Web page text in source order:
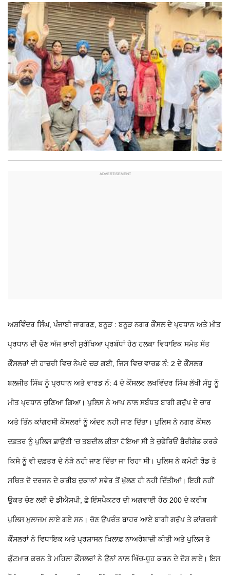
ਅਸ਼ਵਿੰਦਰ ਸਿੰਘ, ਪੰਜਾਬੀ ਜਾਗਰਣ, ਬਨੂੜ : ਬਨੂੜ ਨਗਰ ਕੌਂਸਲ ਦੇ ਪ੍ਰਧਾਨ ਅਤੇ ਮੀਤ
ਪ੍ਰਧਾਨ ਦੀ ਚੋਣ ਅੱਜ ਭਾਰੀ ਸੁਰੱਖਿਆ ਪ੍ਰਬੰਧਾਂ ਹੇਠ ਹਲਕਾ ਵਿਧਾਇਕ ਸਮੇਤ ਸੱਤ
ਕੌਂਸਲਰਾਂ ਦੀ ਹਾਜ਼ਰੀ ਵਿਚ ਨੇਪਰੇ ਚੜ ਗਈ, ਜਿਸ ਵਿਚ ਵਾਰਡ ਨੰ: 2 ਦੇ ਕੌਂਸਲਰ
ਬਲਜੀਤ ਸਿੰਘ ਨੂੰ ਪ੍ਰਧਾਨ ਅਤੇ ਵਾਰਡ ਨੰ: 4 ਦੇ ਕੌਂਸਲਰ ਲਖਵਿੰਦਰ ਸਿੰਘ ਲੱਖੀ ਸੰਧੂ ਨੂੰ
ਮੀਤ ਪ੍ਰਧਾਨ ਚੁਣਿਆ ਗਿਆ। ਪੁਲਿਸ ਨੇ ਆਪ ਨਾਲ ਸਬੰਧਤ ਬਾਗੀ ਗਰੁੱਪ ਦੇ ਚਾਰ
ਅਤੇ ਤਿੰਨ ਕਾਂਗਰਸੀ ਕੌਂਸਲਰਾਂ ਨੂੰ ਅੰਦਰ ਨਹੀ ਜਾਣ ਦਿੱਤਾ। ਪੁਲਿਸ ਨੇ ਨਗਰ ਕੌਂਸਲ
ਦਫ਼ਤਰ ਨੂੰ ਪੁਲਿਸ ਛਾਉਣੀ ’ਚ ਤਬਦੀਲ ਕੀਤਾ ਹੋਇਆ ਸੀ ਤੇ ਚੁਫੇਰਿਓਂ ਬੈਰੀਗੇਡ ਕਰਕੇ
ਕਿਸੇ ਨੂੰ ਵੀ ਦਫ਼ਤਰ ਦੇ ਨੇੜੇ ਨਹੀ ਜਾਣ ਦਿੱਤਾ ਜਾ ਰਿਹਾ ਸੀ। ਪੁਲਿਸ ਨੇ ਕਮੇਟੀ ਰੋਡ ਤੇ
ਸਥਿਤ ਦੋ ਦਰਜਨ ਦੇ ਕਰੀਬ ਦੁਕਾਨਾਂ ਸਵੇਰ ਤੋਂ ਖੁੱਲਣ ਹੀ ਨਹੀ ਦਿੱਤੀਆਂ। ਇਹੀ ਨਹੀਂ
ਉਕਤ ਚੋਣ ਲਈ ਦੋ ਡੀਐਸਪੀ, ਛੇ ਇੰਸਪੈਕਟਰ ਦੀ ਅਗਵਾਈ ਹੇਠ 200 ਦੇ ਕਰੀਬ
ਪੁਲਿਸ ਮੁਲਾਜਮ ਲਾਏ ਗਏ ਸਨ। ਚੋਣ ਉਪਰੰਤ ਬਾਹਰ ਆਏ ਬਾਗੀ ਗਰੁੱਪ ਤੇ ਕਾਂਗਰਸੀ
ਕੌਂਸਲਰਾਂ ਨੇ ਵਿਧਾਇਕ ਅਤੇ ਪ੍ਰਸ਼ਾਸਨ ਖ਼ਿਲਾਫ਼ ਨਾਅਰੇਬਾਜ਼ੀ ਕੀਤੀ ਅਤੇ ਪੁਲਿਸ ਤੇ
ਕੁੱਟਮਾਰ ਕਰਨ ਤੇ ਮਹਿਲਾ ਕੌਂਸਲਰਾਂ ਨੇ ਉਨਾਂ ਨਾਲ ਖਿੱਚ-ਧੂਹ ਕਰਨ ਦੇ ਦੋਸ਼ ਲਾਏ। ਇਸ